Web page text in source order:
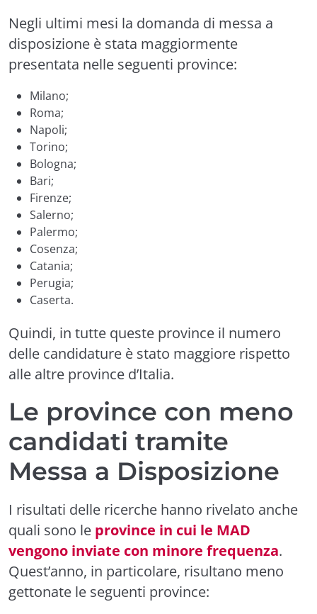
Negli ultimi mesi la domanda di messa a
disposizione è stata maggiormente
presentata nelle seguenti province:
Milano;
Roma;
Napoli;
Torino;
Bologna;
Bari;
Firenze;
Salerno;
Palermo;
Cosenza;
Catania;
Perugia;
Caserta.
Quindi, in tutte queste province il numero
delle candidature è stato maggiore rispetto
alle altre province d’Italia.
Le province con meno
candidati tramite
Messa a Disposizione
I risultati delle ricerche hanno rivelato anche
quali sono le province in cui le MAD
vengono inviate con minore frequenza.
Quest’anno, in particolare, risultano meno
gettonate le seguenti province: